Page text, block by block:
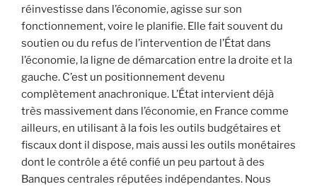
réinvestisse dans l’économie, agisse sur son
fonctionnement, voire le planifie. Elle fait souvent du
soutien ou du refus de l’intervention de l’État dans
l’économie, la ligne de démarcation entre la droite et la
gauche. C’est un positionnement devenu
complètement anachronique. L’État intervient déjà
très massivement dans l’économie, en France comme
ailleurs, en utilisant à la fois les outils budgétaires et
fiscaux dont il dispose, mais aussi les outils monétaires
dont le contrôle a été confié un peu partout à des
Banques centrales réputées indépendantes. Nous